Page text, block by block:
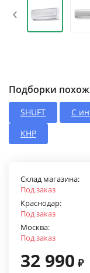
‹
Подборки
SHUFT С
КНР
Склад магазина:
Под заказ
Краснодар:
Под заказ
Москва:
Под заказ
32 990 ₽